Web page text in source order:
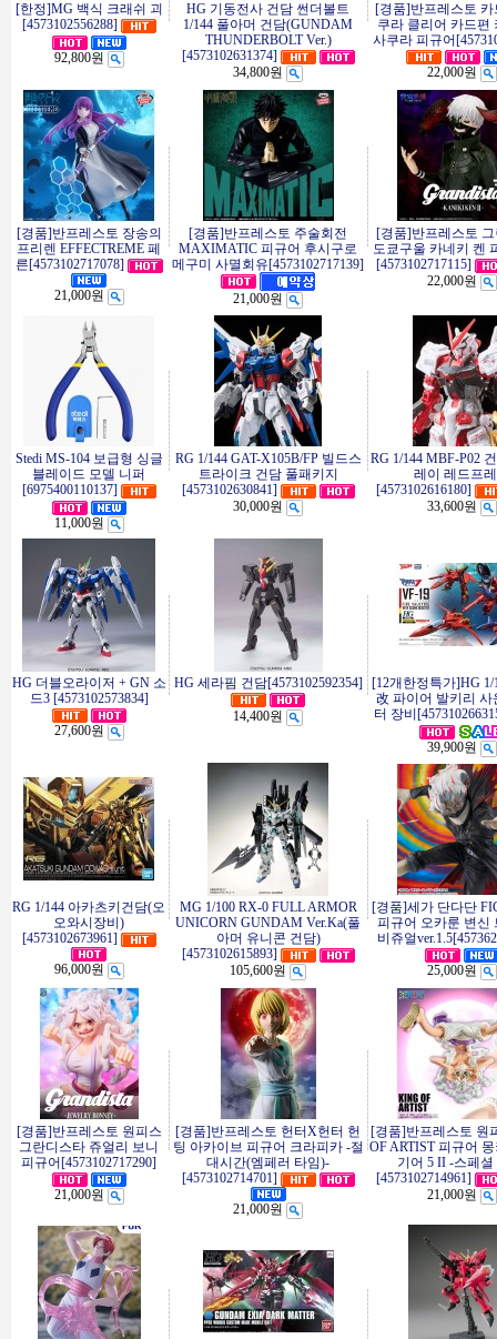
[한정]MG 백식 크래쉬 괴
[4573102556288]
92,800원
HG 기동전사 건담 썬더볼트
1/144 풀아머 건담(GUNDAM
THUNDERBOLT Ver.)
[4573102631374]
34,800원
[경품]반프레스토 카
쿠라 클리어 카드편
사쿠라 피규어
22,000원
[경품]반프레스토 장송의
프리렌 EFFECTREME 페
른[4573102717078]
21,000원
[경품]반프레스토 주술회전
MAXIMATIC 피규어 후시구로
메구미 사멸회유[4573102717139]
21,000원
[경품]반프레스토
도쿄구울 카네키 켄
[4573102717115]
22,000원
Stedi MS-104 보급형 싱글
블레이드 모델 니퍼
[6975400110137]
11,000원
RG 1/144 GAT-X105B/FP 빌드스
트라이크 건담 풀패키지
[4573102630841]
30,000원
RG 1/144 MBF-P02
레이 레드프
[4573102616180]
33,600원
HG 더블오라이저 + GN 소
드3 [4573102573834]
27,600원
HG 세라핌 건담[4573102592354]
14,400원
[12개한정특가]HG 1/
改 파이어 발키리 사
터 장비
39,900원
RG 1/144 아카츠키건담(오
오와시장비)
[4573102673961]
96,000원
MG 1/100 RX-0 FULL ARMOR
UNICORN GUNDAM Ver.Ka(풀
아머 유니콘 건담)
[4573102615893]
105,600원
[경품]세가 단다단
피규어 오카룬 변신
비쥬얼
25,000원
[경품]반프레스토 원피스
그란디스타 쥬얼리 보니
피규어[4573102717290]
21,000원
[경품]반프레스토 헌터X헌터 헌
팅 아카이브 피규어 크라피카 -절
대시간(엠페러 타임)-
[4573102714701]
21,000원
[경품]반프레스토 원
OF ARTIST 피규어
기어 5 II -스페셜
[4573102714961]
21,000원